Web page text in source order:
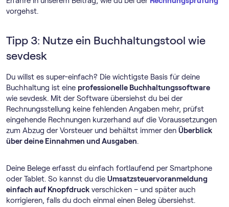
vorgehst.
Tipp 3: Nutze ein Buchhaltungstool wie
sevdesk
Du willst es super-einfach? Die wichtigste Basis für deine
Buchhaltung ist eine professionelle Buch­haltungs­software
wie sevdesk. Mit der Software übersiehst du bei der
Rechnungsstellung keine fehlenden Angaben mehr, prüfst
eingehende Rechnungen kurzerhand auf die Voraussetzungen
zum Abzug der Vorsteuer und behältst immer den Überblick
über deine Einnahmen und Ausgaben.
Deine Belege erfasst du einfach fortlaufend per Smartphone
oder Tablet. So kannst du die Umsatz­steuer­voranmeldung
einfach auf Knopfdruck verschicken – und später auch
korrigieren, falls du doch einmal einen Beleg übersiehst.